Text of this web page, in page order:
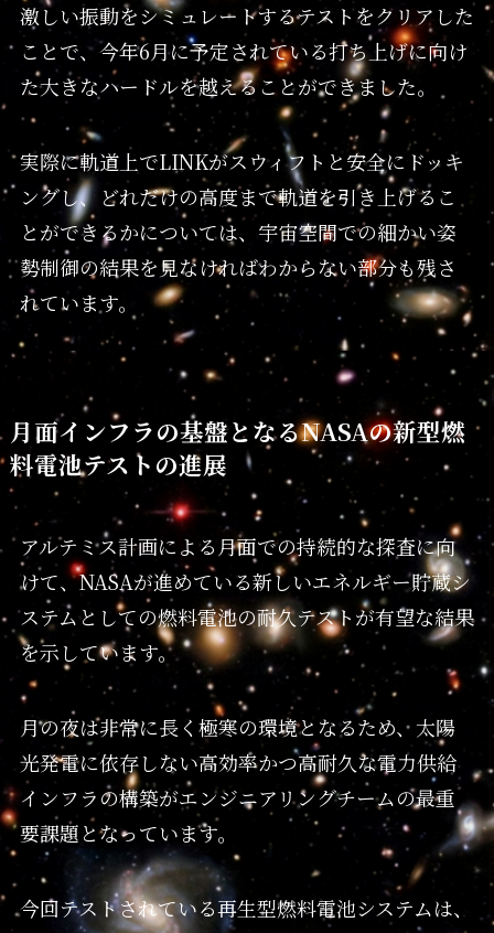
激しい振動をシミュレートするテストをクリアした
ことで、今年6月に予定されている打ち上げに向け
た大きなハードルを越えることができました。
実際に軌道上でLINKがスウィフトと安全にドッキ
ングし、どれだけの高度まで軌道を引き上げるこ
とができるかについては、宇宙空間での細かい姿
勢制御の結果を見なければわからない部分も残さ
れています。
月面インフラの基盤となるNASAの新型燃
料電池テストの進展
アルテミス計画による月面での持続的な探査に向
けて、NASAが進めている新しいエネルギー貯蔵シ
ステムとしての燃料電池の耐久テストが有望な結果
を示しています。
月の夜は非常に長く極寒の環境となるため、太陽
光発電に依存しない高効率かつ高耐久な電力供給
インフラの構築がエンジニアリングチームの最重
要課題となっています。
今回テストされている再生型燃料電池システムは、